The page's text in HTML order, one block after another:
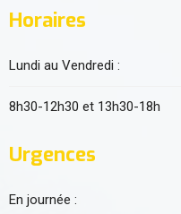
Horaires
Lundi au Vendredi :
8h30-12h30 et 13h30-18h
Urgences
En journée :